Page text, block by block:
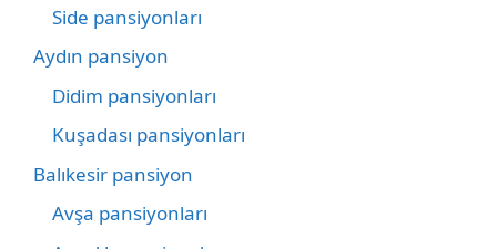
Side pansiyonları
Aydın pansiyon
Didim pansiyonları
Kuşadası pansiyonları
Balıkesir pansiyon
Avşa pansiyonları